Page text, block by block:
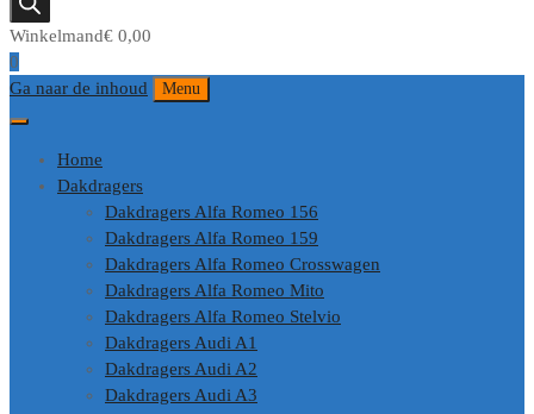
Winkelmand€ 0,00
0
Ga naar de inhoud
Menu
Home
Dakdragers
Dakdragers Alfa Romeo 156
Dakdragers Alfa Romeo 159
Dakdragers Alfa Romeo Crosswagen
Dakdragers Alfa Romeo Mito
Dakdragers Alfa Romeo Stelvio
Dakdragers Audi A1
Dakdragers Audi A2
Dakdragers Audi A3